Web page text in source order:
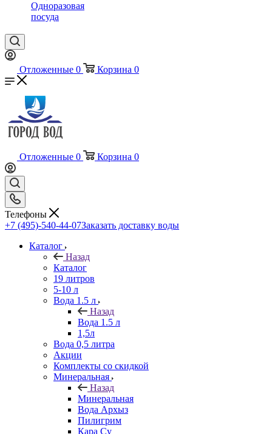
Одноразовая
посуда
Отложенные 0 Корзина 0
Отложенные 0 Корзина 0
Телефоны
+7 (495)-540-44-07Заказать доставку воды
Каталог
Назад
Каталог
19 литров
5-10 л
Вода 1.5 л
Назад
Вода 1.5 л
1,5л
Вода 0,5 литра
Акции
Комплекты со скидкой
Минеральная
Назад
Минеральная
Вода Архыз
Пилигрим
Кара Су